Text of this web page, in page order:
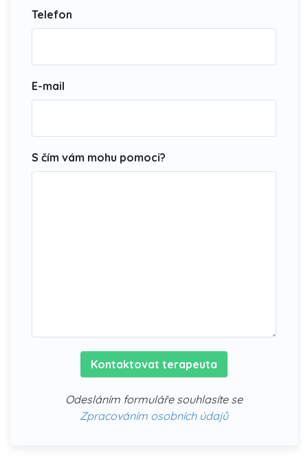
Telefon
E-mail
S čím vám mohu pomoci?
Kontaktovat terapeuta
Odesláním formuláře souhlasíte se
Zpracováním osobních údajů